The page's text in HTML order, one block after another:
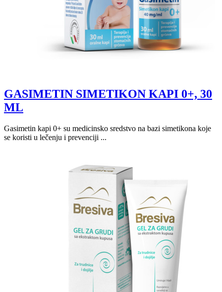
GASIMETIN SIMETIKON KAPI 0+, 30
ML
Gasimetin kapi 0+ su medicinsko sredstvo na bazi simetikona koje
se koristi u lečenju i prevenciji ...